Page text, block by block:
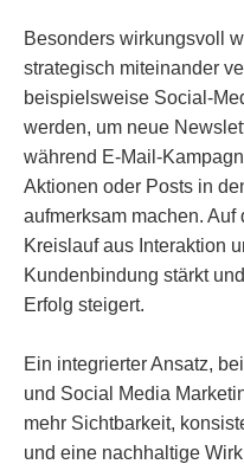
Besonders wirkungsvoll
strategisch miteinander
beispielsweise Social-
werden, um neue
während E-Mail-
Aktionen oder Posts in
aufmerksam machen.
Kreislauf aus Interaktion
Kundenbindung stärkt
Erfolg steigert.
Ein integrierter Ansatz,
und Social Media
mehr Sichtbarkeit,
und eine nachhaltige